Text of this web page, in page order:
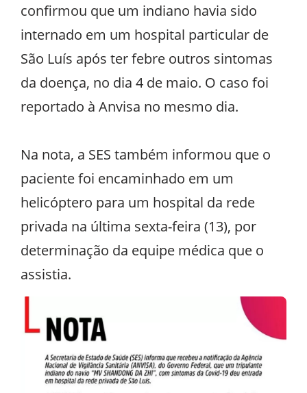
confirmou que um indiano havia sido
internado em um hospital particular de
São Luís após ter febre outros sintomas
da doença, no dia 4 de maio. O caso foi
reportado à Anvisa no mesmo dia.
Na nota, a SES também informou que o
paciente foi encaminhado em um
helicóptero para um hospital da rede
privada na última sexta-feira (13), por
determinação da equipe médica que o
assistia.